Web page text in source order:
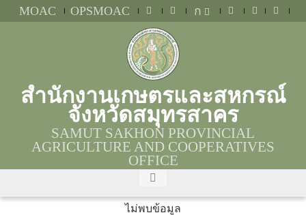
MOAC OPSMOAC ก
สำนักงานเกษตรและสหกรณ์
จังหวัดสมุทรสาคร
SAMUT SAKHON PROVINCIAL
AGRICULTURE AND COOPERATIVES
OFFICE
ไม่พบข้อมูล